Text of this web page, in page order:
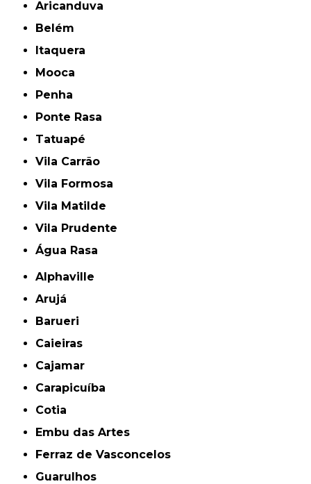
Aricanduva
Belém
Itaquera
Mooca
Penha
Ponte Rasa
Tatuapé
Vila Carrão
Vila Formosa
Vila Matilde
Vila Prudente
Água Rasa
Alphaville
Arujá
Barueri
Caieiras
Cajamar
Carapicuíba
Cotia
Embu das Artes
Ferraz de Vasconcelos
Guarulhos